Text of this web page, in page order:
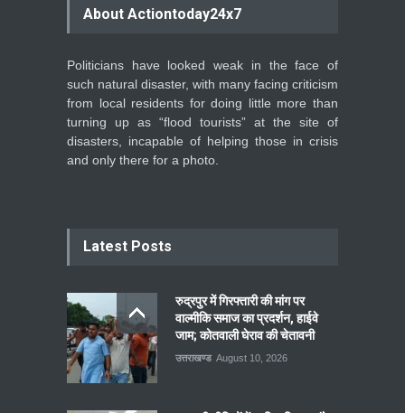
About Actiontoday24x7
Politicians have looked weak in the face of
such natural disaster, with many facing criticism
from local residents for doing little more than
turning up as “flood tourists” at the site of
disasters, incapable of helping those in crisis
and only there for a photo.
Latest Posts
रुद्रपुर में गिरफ्तारी की मांग पर
वाल्मीकि समाज का प्रदर्शन, हाईवे
जाम; कोतवाली घेराव की चेतावनी
उत्तराखण्ड August 10, 2026